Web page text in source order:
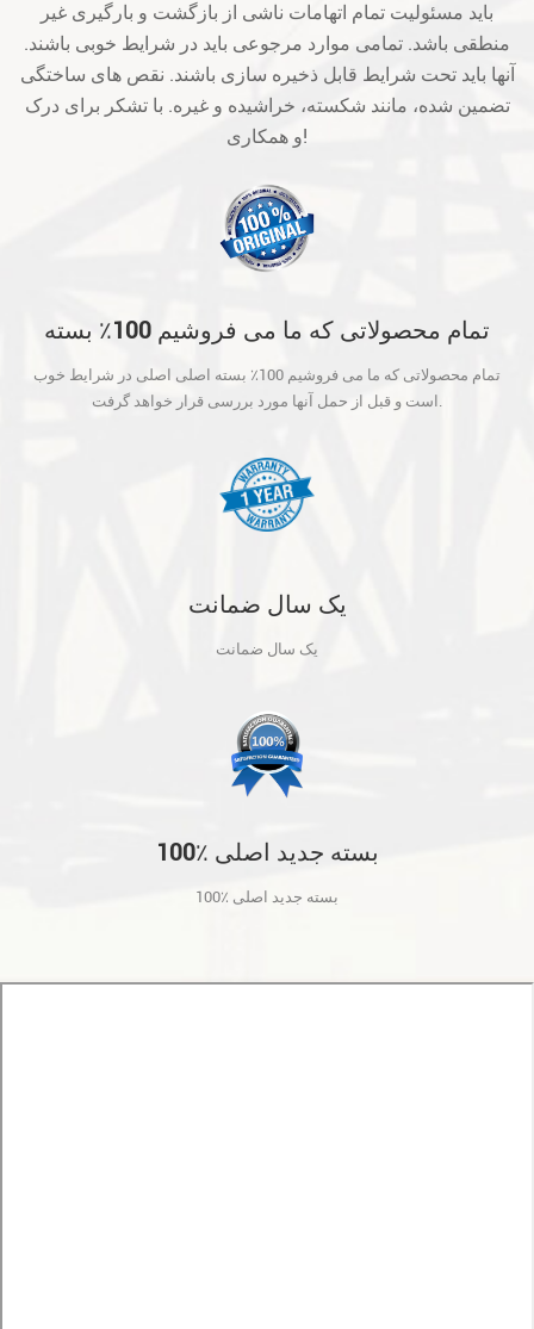
باید مسئولیت تمام اتهامات ناشی از بازگشت و بارگیری غیر
منطقی باشد. تمامی موارد مرجوعی باید در شرایط خوبی باشند.
آنها باید تحت شرایط قابل ذخیره سازی باشند. نقص های ساختگی
تضمین شده، مانند شکسته، خراشیده و غیره. با تشکر برای درک
و همکاری!
تمام محصولاتی که ما می فروشیم 100٪ بسته
آنها مورد بررسی قرار خواهد گرفت.
تمام محصولاتی که ما می فروشیم 100٪ بسته اصلی اصلی در شرایط خوب
است و قبل از حمل آنها مورد بررسی قرار خواهد گرفت.
یک سال ضمانت
یک سال ضمانت
100٪ بسته جدید اصلی
100٪ بسته جدید اصلی